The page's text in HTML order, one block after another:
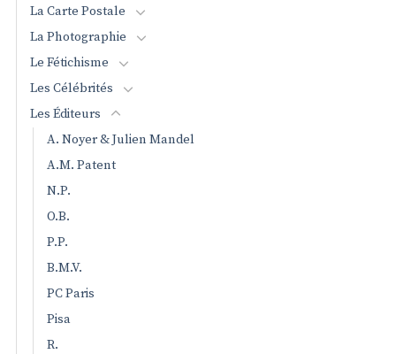
La Carte Postale
La Photographie
Le Fétichisme
Les Célébrités
Les Éditeurs
A. Noyer & Julien Mandel
A.M. Patent
N.P.
O.B.
P.P.
B.M.V.
PC Paris
Pisa
R.